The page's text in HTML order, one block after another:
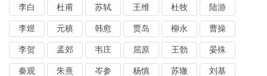
李白 杜甫 苏轼 王维 杜牧 陆游
李煜 元稹 韩愈 贾岛 柳永 曹操
李贺 孟郊 韦庄 屈原 王勃 晏殊
秦观 朱熹 岑参 杨慎 苏辙 刘基